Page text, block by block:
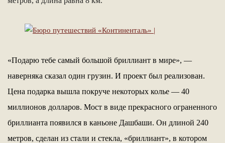
«Подарю тебе самый большой бриллиант в мире», —
наверняка сказал один грузин. И проект был реализован.
Цена подарка вышла покруче некоторых колье — 40
миллионов долларов. Мост в виде прекрасного ограненного
бриллианта появился в каньоне Дашбаши. Он длиной 240
метров, сделан из стали и стекла, «бриллиант», в котором